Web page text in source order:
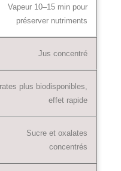
Vapeur 10–15 min pour
préserver nutriments
Jus concentré
plus biodisponibles,
effet rapide
Sucre et oxalates
concentrés